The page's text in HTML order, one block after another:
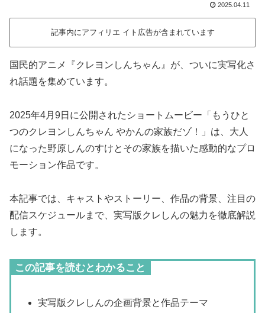
2025.04.11
記事内にアフィリエ イト広告が含まれています
国民的アニメ『クレヨンしんちゃん』が、ついに実写化さ
れ話題を集めています。
2025年4月9日に公開されたショートムービー「もうひと
つのクレヨンしんちゃん やかんの家族だゾ！」は、大人
になった野原しんのすけとその家族を描いた感動的なプロ
モーション作品です。
本記事では、キャストやストーリー、作品の背景、注目の
配信スケジュールまで、実写版クレしんの魅力を徹底解説
します。
この記事を読むとわかること
実写版クレしんの企画背景と作品テーマ